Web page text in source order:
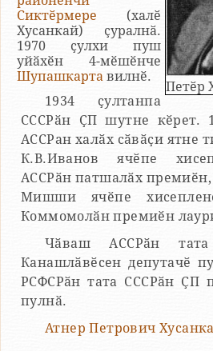
Петӗр
Сиктӗрмере (халӗ
Хусанкай) ҫуралнӑ.
1970 ҫулхи пуш
уйӑхӗн 4-мӗшӗнче
Шупашкарта вилнӗ.
1934 ҫултанпа
СССРӑн ҪП шутне кӗрет.
АССРан халӑх сӑвӑҫи ятне
К.В.Иванов ячӗпе
АССРӑн патшалӑх премиӗн,
Мишши ячӗпе
Коммомолӑн премиӗн
Чӑваш АССРӑн
Канашлӑвӗсен депутачӗ
РСФСРӑн тата СССРӑн ҪП
пулнӑ.
Атнер Петрович